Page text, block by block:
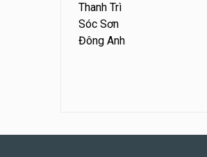
Thanh Trì
Sóc Sơn
Đông Anh